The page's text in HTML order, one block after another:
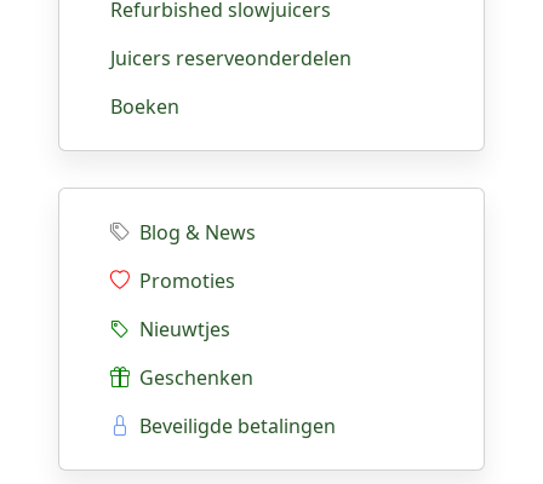
Refurbished slowjuicers
Juicers reserveonderdelen
Boeken
Blog & News
Promoties
Nieuwtjes
Geschenken
Beveiligde betalingen